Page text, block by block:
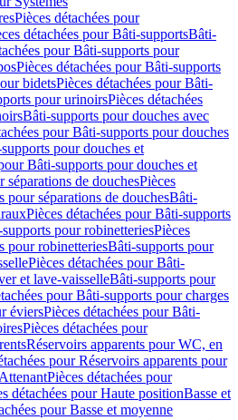
Pièces détachées pour
détachées pour Bâti-supportsBâti-
pour Bâti-supports pour
Pièces détachées pour Bâti-supports
bidetsPièces détachées pour Bâti-
pour urinoirsPièces détachées
Bâti-supports pour douches avec
pour Bâti-supports pour douches
pour douches et
Bâti-supports pour douches et
séparations de douchesPièces
pour séparations de douchesBâti-
Pièces détachées pour Bâti-supports
pour robinetteriesPièces
pour robinetteriesBâti-supports pour
Pièces détachées pour Bâti-
et lave-vaisselleBâti-supports pour
pour Bâti-supports pour charges
éviersPièces détachées pour Bâti-
Pièces détachées pour
Réservoirs apparents pour WC, en
pour Réservoirs apparents pour
AttenantPièces détachées pour
détachées pour Haute positionBasse et
pour Basse et moyenne